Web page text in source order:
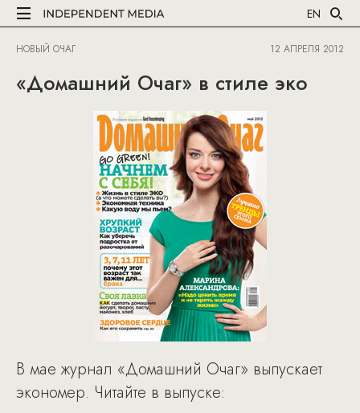
EN
НОВЫЙ ОЧАГ 12 АПРЕЛЯ 2012
«Домашний Очаг» в стиле эко
В мае журнал «Домашний Очаг» выпускает
экономер. Читайте в выпуске: